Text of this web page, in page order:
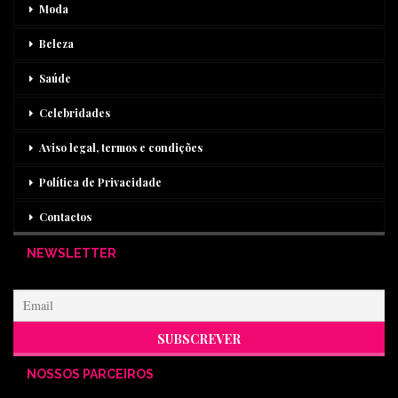
Moda
Beleza
Saúde
Celebridades
Aviso legal, termos e condições
Política de Privacidade
Contactos
NEWSLETTER
NOSSOS PARCEIROS